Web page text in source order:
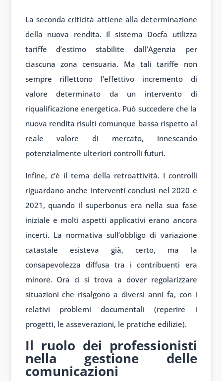
La seconda criticità attiene alla determinazione
della nuova rendita. Il sistema Docfa utilizza
tariffe d’estimo stabilite dall’Agenzia per
ciascuna zona censuaria. Ma tali tariffe non
sempre riflettono l’effettivo incremento di
valore determinato da un intervento di
riqualificazione energetica. Può succedere che la
nuova rendita risulti comunque bassa rispetto al
reale valore di mercato, innescando
potenzialmente ulteriori controlli futuri.
Infine, c’è il tema della retroattività. I controlli
riguardano anche interventi conclusi nel 2020 e
2021, quando il superbonus era nella sua fase
iniziale e molti aspetti applicativi erano ancora
incerti. La normativa sull’obbligo di variazione
catastale esisteva già, certo, ma la
consapevolezza diffusa tra i contribuenti era
minore. Ora ci si trova a dover regolarizzare
situazioni che risalgono a diversi anni fa, con i
relativi problemi documentali (reperire i
progetti, le asseverazioni, le pratiche edilizie).
Il ruolo dei professionisti
nella gestione delle
comunicazioni